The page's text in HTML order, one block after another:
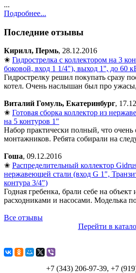
...
Подробнее...
Последние отзывы
Кирилл, Пермь, 28.12.2016
✬ Гидрострелка с коллектором на 3
боковой, вход 1 1/4"), выход 1'', до 60
Гидрострелку решил покупать сразу
котел. Очень наслышан был про
Виталий Гомуль, Екатеринбург,
✬ Готовая сборка коллектор из
на 5 контуров 1"
Набор практически полный, что очень
монтажников. Ребята собирали на
Гоша, 09.12.2016
✬ Распределительный коллектор
нержавеющей стали (вход G 1",
контура 3/4")
Годная гребенка, брали себе на объект
расходниками и насосами. Моделька
Все отзывы
Перейти в
+7 (343) 206-97-39, +7